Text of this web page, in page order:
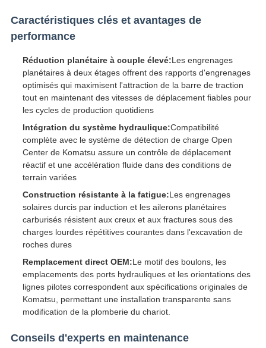
Caractéristiques clés et avantages de
performance
Réduction planétaire à couple élevé:Les engrenages
planétaires à deux étages offrent des rapports d'engrenages
optimisés qui maximisent l'attraction de la barre de traction
tout en maintenant des vitesses de déplacement fiables pour
les cycles de production quotidiens
Intégration du système hydraulique:Compatibilité
complète avec le système de détection de charge Open
Center de Komatsu assure un contrôle de déplacement
réactif et une accélération fluide dans des conditions de
terrain variées
Construction résistante à la fatigue:Les engrenages
solaires durcis par induction et les ailerons planétaires
carburisés résistent aux creux et aux fractures sous des
charges lourdes répétitives courantes dans l'excavation de
roches dures
Remplacement direct OEM:Le motif des boulons, les
emplacements des ports hydrauliques et les orientations des
lignes pilotes correspondent aux spécifications originales de
Komatsu, permettant une installation transparente sans
modification de la plomberie du chariot.
Conseils d'experts en maintenance